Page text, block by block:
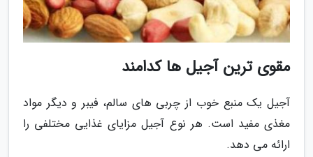
مقوی ترین آجیل ها کدامند
آجیل یک منبع خوب از چربی های سالم، فیبر و دیگر مواد
مغذی مفید است. هر نوع آجیل مزایای غذایی مختلفی را
ارائه می دهد.